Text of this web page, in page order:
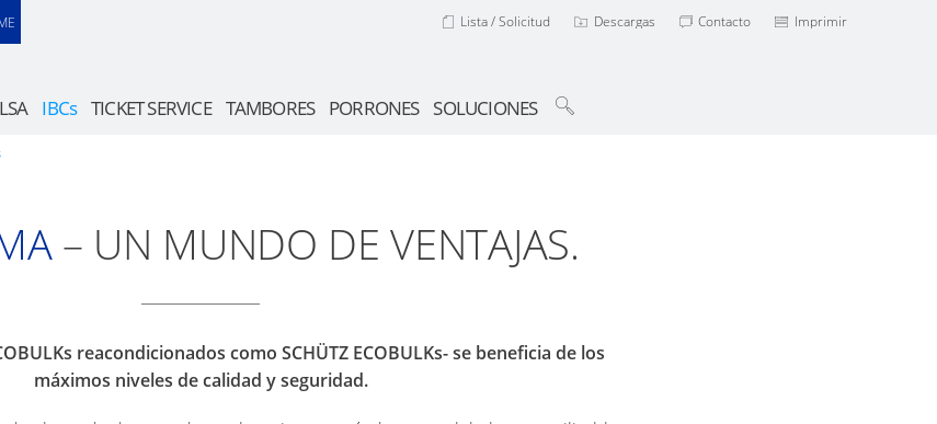
Lista / Solicitud Descargas Contacto Imprimir
IBCs TICKET SERVICE TAMBORES PORRONES SOLUCIONES
– UN MUNDO DE VENTAJAS.
reacondicionados como SCHÜTZ ECOBULKs- se beneficia de los
máximos niveles de calidad y seguridad.